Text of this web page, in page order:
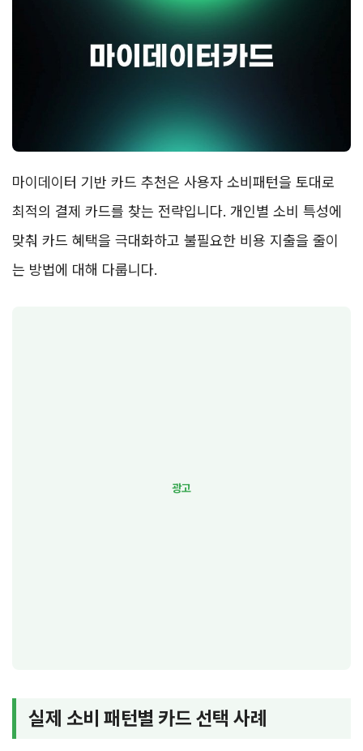
마이데이터 기반 카드 추천은 사용자 소비패턴을 토대로
최적의 결제 카드를 찾는 전략입니다. 개인별 소비 특성에
맞춰 카드 혜택을 극대화하고 불필요한 비용 지출을 줄이
는 방법에 대해 다룹니다.
실제 소비 패턴별 카드 선택 사례